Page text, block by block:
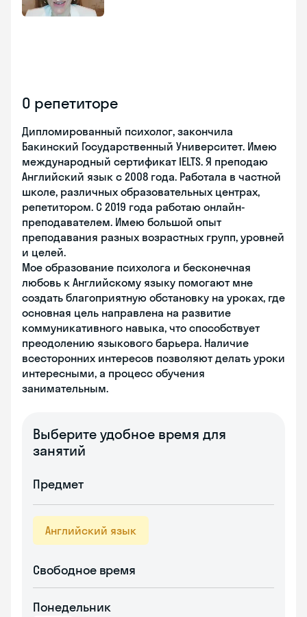
О репетиторе
Дипломированный психолог, закончила
Бакинский Государственный Университет. Имею
международный сертификат IELTS. Я преподаю
Английский язык с 2008 года. Работала в частной
школе, различных образовательных центрах,
репетитором. С 2019 года работаю онлайн-
преподавателем. Имею большой опыт
преподавания разных возрастных групп, уровней
и целей.
Мое образование психолога и бесконечная
любовь к Английскому языку помогают мне
создать благоприятную обстановку на уроках, где
основная цель направлена на развитие
коммуникативного навыка, что способствует
преодолению языкового барьера. Наличие
всесторонних интересов позволяют делать уроки
интересными, а процесс обучения
занимательным.
Выберите удобное время для
занятий
Предмет
Английский язык
Свободное время
Понедельник